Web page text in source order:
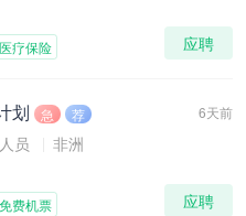
应聘
医疗保险
6天前
划 急 荐
员
非洲
应聘
免费机票